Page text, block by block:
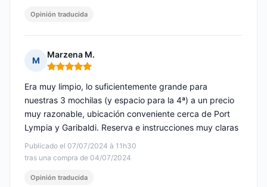
Opinión traducida
M
Marzena M.
Nota: 5 de 5
Publicado el 07/07/2024 à 11h30
tras una compra de 04/07/2024
Era muy limpio, lo suficientemente grande para
nuestras 3 mochilas (y espacio para la 4ª) a un precio
muy razonable, ubicación conveniente cerca de Port
Lympia y Garibaldi. Reserva e instrucciones muy claras
Opinión traducida